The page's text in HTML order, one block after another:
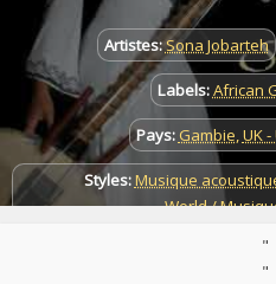
Artistes:Sona Jobarteh
Labels:African
Pays: Gambie,UK
Styles:Musique
World /
"
"